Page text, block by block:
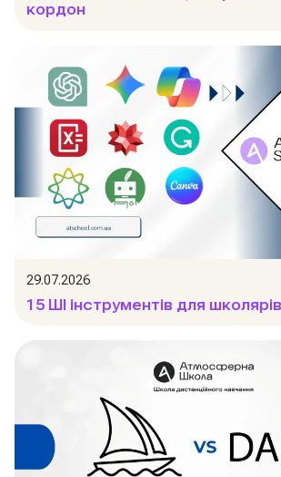
кордон
29.07.2026
15 ШІ інструментів для школярів